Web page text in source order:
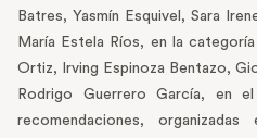
Batres, Yasmín Esquivel, Sara
María Estela Ríos, en la
Ortiz, Irving Espinoza Bentazo,
Rodrigo Guerrero García, en
recomendaciones,